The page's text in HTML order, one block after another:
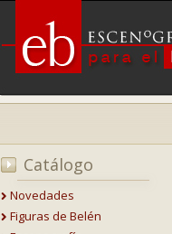
Catálogo
Novedades
Figuras de Belén